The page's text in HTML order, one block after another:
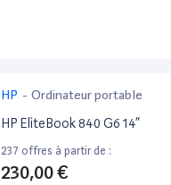
HP - Ordinateur portable
HP EliteBook 840 G6 14”
237 offres à partir de :
230,00 €